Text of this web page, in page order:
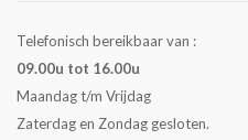
Telefonisch bereikbaar van :
09.00u tot 16.00u
Maandag t/m Vrijdag
Zaterdag en Zondag gesloten.